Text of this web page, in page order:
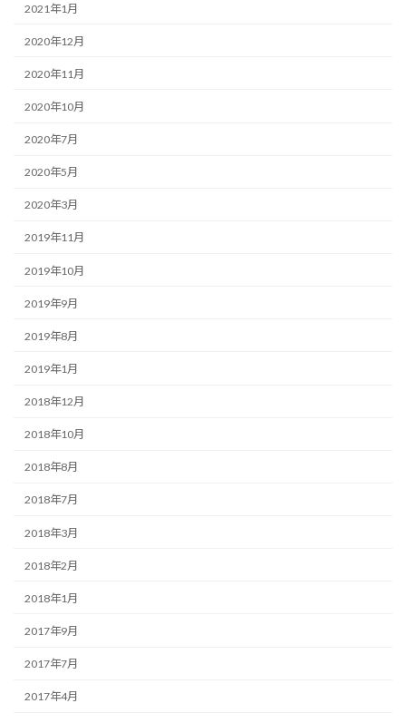
2021年1月
2020年12月
2020年11月
2020年10月
2020年7月
2020年5月
2020年3月
2019年11月
2019年10月
2019年9月
2019年8月
2019年1月
2018年12月
2018年10月
2018年8月
2018年7月
2018年3月
2018年2月
2018年1月
2017年9月
2017年7月
2017年4月